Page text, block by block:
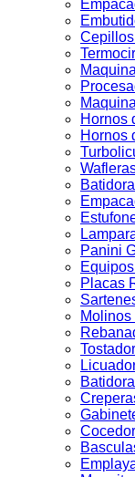
Hornos
Hornos
Panini
Placas